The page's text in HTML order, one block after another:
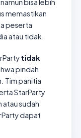
, namun bisa lebih
memastikan
peserta
atau tidak.
tidak
pindah
Tim panitia
StarParty
atau sudah
dapat